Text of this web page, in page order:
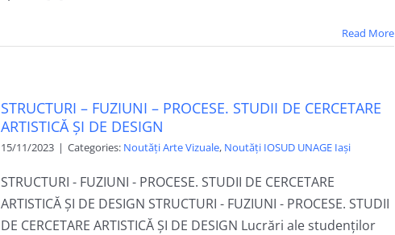
Read More
STRUCTURI – FUZIUNI – PROCESE. STUDII DE CERCETARE
ARTISTICĂ ȘI DE DESIGN
15/11/2023 | Categories: Noutăți Arte Vizuale, Noutăți IOSUD UNAGE Iași
STRUCTURI - FUZIUNI - PROCESE. STUDII DE CERCETARE
ARTISTICĂ ȘI DE DESIGN STRUCTURI - FUZIUNI - PROCESE. STUDII
DE CERCETARE ARTISTICĂ ȘI DE DESIGN Lucrări ale studenților